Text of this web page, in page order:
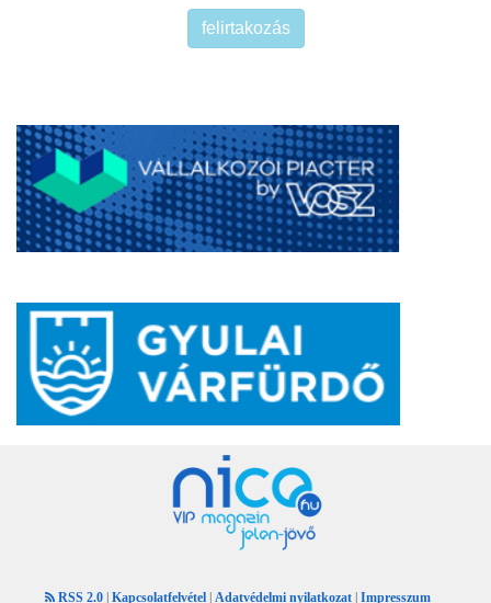
RSS 2.0 Kapcsolatfelvétel Adatvédelmi nyilatkozat Impresszum